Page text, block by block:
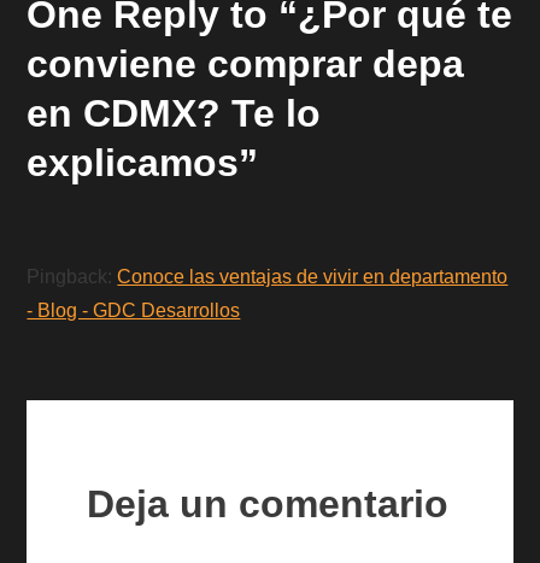
One Reply to “¿Por qué te
conviene comprar depa
en CDMX? Te lo
explicamos”
Pingback:Conoce las ventajas de vivir en departamento
- Blog - GDC Desarrollos
Deja un comentario